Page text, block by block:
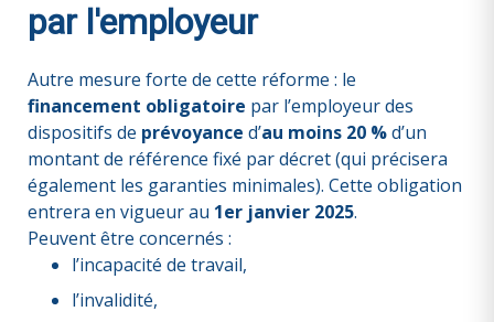
par l'employeur
Autre mesure forte de cette réforme : le
financement obligatoire par l’employeur des
dispositifs de prévoyance d’au moins 20 %d’un
montant de référence fixé par décret (qui précisera
également les garanties minimales). Cette obligation
entrera en vigueur au 1er janvier 2025.
Peuvent être concernés :
l’incapacité de travail,
l’invalidité,